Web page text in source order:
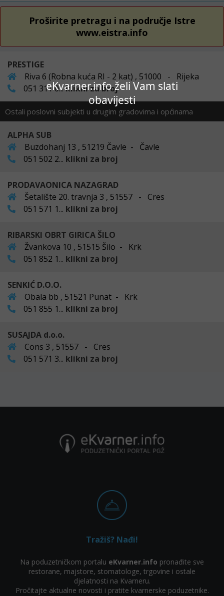
eKvarner.info želi Vam slati
obavijesti
Proširite pretragu i na područje Istre
www.eistra.info
PRESTIGE
Riva 6 (Robna kuća RI - 2 kat) , 51000 - Rijeka
051 311 0...klikni za broj
Ostali poslovni subjekti u drugim gradovima i općinama
ALPHA SUB
Buzdohanj 13 , 51219 Čavle - Čavle
051 502 2... klikni za broj
PRODAVAONICA NAZAGRAD
Šetalište 20. travnja 3 , 51557 - Cres
051 571 1... klikni za broj
RIBARSKI OBRT GIRICA ŠILO
Žvankova 10 , 51515 Šilo - Krk
051 852 1... klikni za broj
SENKIĆ D.O.O.
Obala bb , 51521 Punat - Krk
051 855 1... klikni za broj
SUSAJDA d.o.o.
Cons 3 , 51557 - Cres
051 571 3... klikni za broj
Tražiš? Nađi!
Na poduzetničkom portalu eKvarner.info pronađite sve
restorane, majstore, stomatologe, trgovine i ostale
djelatnosti na Kvarneru.
Pročitajte aktualne novosti i pratite kvarnerske poduzetnike.